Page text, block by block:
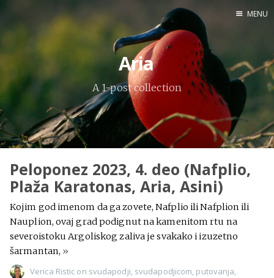
X
Instagram
YouTube
Sadržaj
MENU
Aria
A 1-post collection
Peloponez 2023, 4. deo (Nafplio,
Plaža Karatonas, Aria, Asini)
Kojim god imenom da ga zovete, Nafplio ili Nafplion ili
Nauplion, ovaj grad podignut na kamenitom rtu na
severoistoku Argoliskog zaliva je svakako i izuzetno
šarmantan, »
Verica Ristic on svudapodji svudapodjicom putovanja